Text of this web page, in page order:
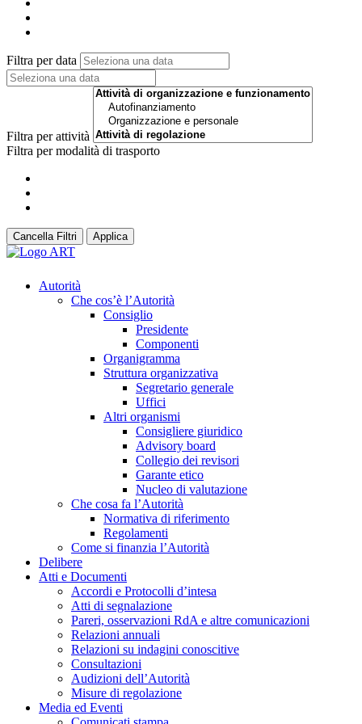
Filtra per data
Filtra per attività
Filtra per modalità di trasporto
Cancella Filtri Applica
Autorità
Che cos’è l’Autorità
Consiglio
Presidente
Componenti
Organigramma
Struttura organizzativa
Segretario generale
Uffici
Altri organismi
Consigliere giuridico
Advisory board
Collegio dei revisori
Garante etico
Nucleo di valutazione
Che cosa fa l’Autorità
Normativa di riferimento
Regolamenti
Come si finanzia l’Autorità
Delibere
Atti e Documenti
Accordi e Protocolli d’intesa
Atti di segnalazione
Pareri, osservazioni RdA e altre comunicazioni
Relazioni annuali
Relazioni su indagini conoscitive
Consultazioni
Audizioni dell’Autorità
Misure di regolazione
Media ed Eventi